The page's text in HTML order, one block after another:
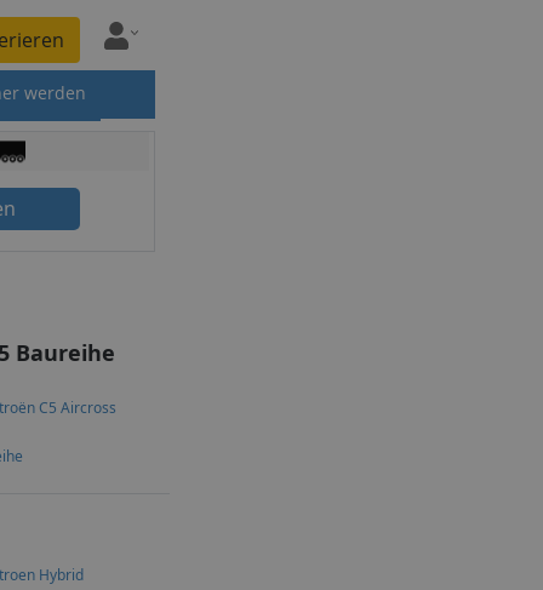
werden
Baureihe
C5 Aircross
Hybrid